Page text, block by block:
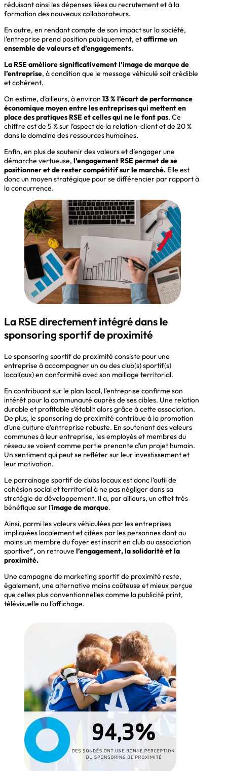
réduisant ainsi les dépenses liées au recrutement et à la
formation des nouveaux collaborateurs.
En outre, en rendant compte de son impact sur la société,
l’entreprise prend position publiquement, etaffirme un
ensemble de valeurs et d’engagements.
La RSE améliore significativement l’image de marque de
l’entreprise, à condition que le message véhiculé soit crédible
et cohérent.
On estime, d’ailleurs, à environ 13 % l’écart de performance
économique moyen entre les entreprises qui mettent en
place des pratiques RSE et celles qui ne le font pas. Ce
chiffre est de 5 % sur l’aspect de la relation-client et de 20 %
dans le domaine des ressources humaines.
Enfin, en plus de soutenir des valeurs et d’engager une
démarche vertueuse, l’engagement RSE permet de se
positionner et de rester compétitif sur le marché. Elle est
donc un moyen stratégique pour se différencier par rapport à
la concurrence.
La RSE directement intégré dans le
sponsoring sportif de proximité
Le sponsoring sportif de proximité consiste pour une
entreprise à accompagner un ou des club(s) sportif(s)
local(aux) en conformité avec son maillage territorial.
En contribuant sur le plan local, l’entreprise confirme son
intérêt pour la communauté auprès de ses cibles. Une relation
durable et profitable s’établit alors grâce à cette association.
De plus, le sponsoring de proximité contribue à la promotion
d’une culture d’entreprise robuste. En soutenant des valeurs
communes à leur entreprise, les employés et membres du
réseau se voient comme partie prenante d’un projet humain.
Un sentiment qui peut se refléter sur leur investissement et
leur motivation.
Le parrainage sportif de clubs locaux est donc l’outil de
cohésion social et territorial à ne pas négliger dans sa
stratégie de développement. Il a, par ailleurs, un effet très
bénéfique sur l’image de marque.
Ainsi, parmi les valeurs véhiculées par les entreprises
impliquées localement et citées par les personnes dont au
moins un membre du foyer est inscrit en club ou association
sportive*, on retrouve l’engagement, la solidarité et la
proximité.
Une campagne de marketing sportif de proximité reste,
également, une alternative moins coûteuse et mieux perçue
que celles plus conventionnelles comme la publicité print,
télévisuelle ou l’affichage.